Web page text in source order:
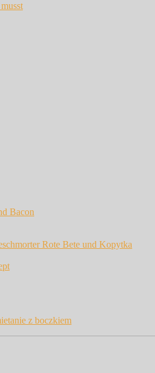
Bacon
Rote Bete und Kopytka
z boczkiem